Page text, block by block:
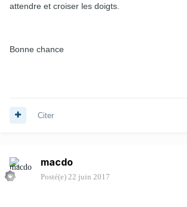
attendre et croiser les doigts.
Bonne chance
Citer
macdo
Posté(e) 22 juin 2017